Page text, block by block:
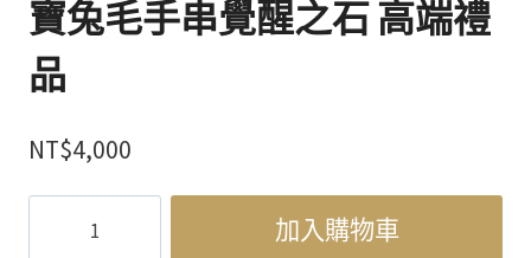
寶兔毛手串覺醒之石 高端禮
品
NT$4,000
加入購物車